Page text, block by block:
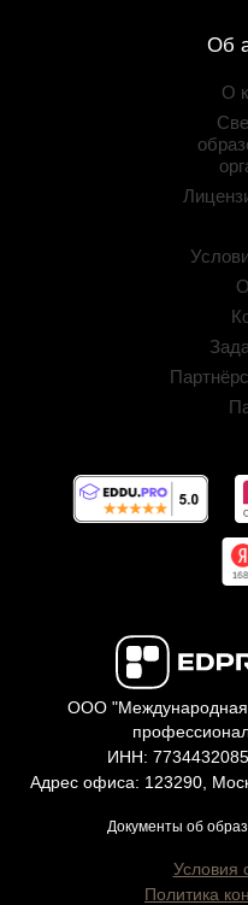
Об
О
ООО "Международная
ИНН:
Адрес офиса: 123290,
Документы об
Условия
Политика